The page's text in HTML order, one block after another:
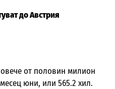
до Австрия
от половин милион
юни, или 565.2 хил.